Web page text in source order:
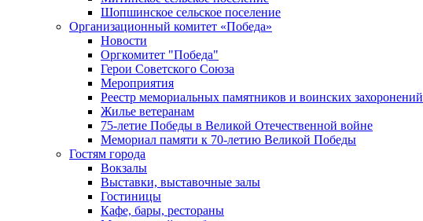
Шопшинское сельское поселение
Организационный комитет «Победа»
Новости
Оргкомитет "Победа"
Герои Советского Союза
Мероприятия
Реестр мемориальных памятников и воинских захоронений
Жилье ветеранам
75-летие Победы в Великой Отечественной войне
Мемориал памяти к 70-летию Великой Победы
Гостям города
Вокзалы
Выставки, выставочные залы
Гостиницы
Кафе, бары, рестораны